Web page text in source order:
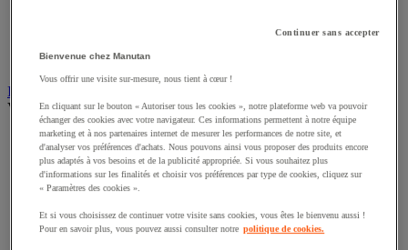
Outils de graissage
Instrument de mesure
Voir toute la catégorie
Balance industrielle
Compteur et compteur-métreur
Dynamomètre
Équipement optique
Mesure de distance
Mesure de la vitesse
Continuer sans accepter
Bienvenue chez Manutan
Vous offrir une visite sur-mesure, nous tient à cœur !
En cliquant sur le bouton « Autoriser tous les cookies », notre plateforme web va pouvoir
échanger des cookies avec votre navigateur. Ces informations permettent à notre équipe
marketing et à nos partenaires internet de mesurer les performances de notre site, et
d'analyser vos préférences d'achats. Nous pouvons ainsi vous proposer des produits encore
plus adaptés à vos besoins et de la publicité appropriée. Si vous souhaitez plus
d'informations sur les finalités et choisir vos préférences par type de cookies, cliquez sur
« Paramètres des cookies ».
Et si vous choisissez de continuer votre visite sans cookies, vous êtes le bienvenu aussi !
Pour en savoir plus, vous pouvez aussi consulter notre politique de cookies.